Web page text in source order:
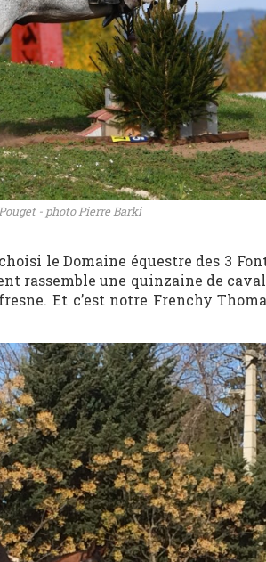
- photo Pierre Barki
le Domaine équestre des 3
rassemble une quinzaine de
Et c’est notre Frenchy